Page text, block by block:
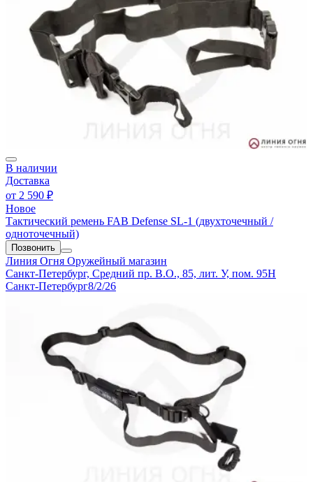
В наличии
Доставка
от 2 590 ₽
Новое
Тактический ремень FAB Defense SL-1 (двухточечный /
одноточечный)
Позвонить
Линия Огня Оружейный магазин
Санкт-Петербург, Средний пр. В.О., 85, лит. У, пом. 95Н
Санкт-Петербург8/2/26